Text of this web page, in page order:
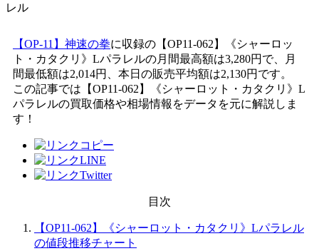
【OP-11】神速の拳に収録の【OP11-062】《シャーロッ
ト・カタクリ》Lパラレルの月間最高額は3,280円で、月
間最低額は2,014円、本日の販売平均額は2,130円です。
この記事では【OP11-062】《シャーロット・カタクリ》L
パラレルの買取価格や相場情報をデータを元に解説しま
す！
目次
【OP11-062】《シャーロット・カタクリ》Lパラレル
の値段推移チャート